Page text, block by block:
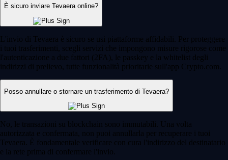
È sicuro inviare Tevaera online?
L'invio di Tevaera è sicuro se usi piattaforme affidabili. Per proteggere
i tuoi trasferimenti, scegli servizi che impongono misure rigorose come
l'autenticazione a due fattori (2FA), le passkey e la whitelist degli
indirizzi di prelievo, tutte funzionalità prioritarie sull'app Crypto.com.
Posso annullare o stornare un trasferimento di Tevaera?
No, le transazioni su blockchain sono immutabili. Una volta
autorizzata e confermata, non puoi annullarla per recuperare i tuoi
Tevaera. È fondamentale verificare con cura l'indirizzo del destinatario
e la rete prima di confermare l'invio.